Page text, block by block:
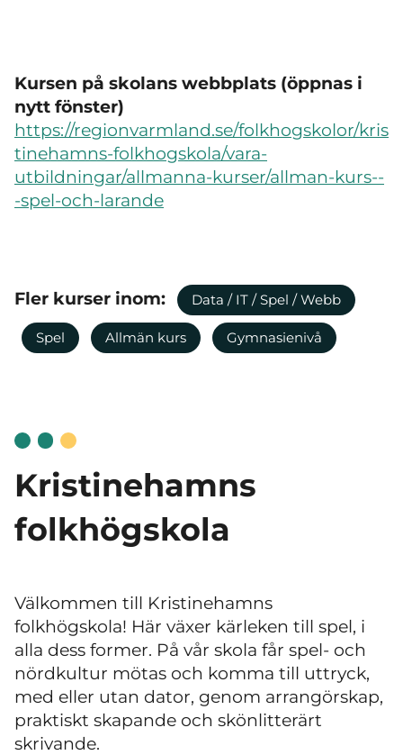
Kursen på skolans webbplats (öppnas i
nytt fönster)
https://regionvarmland.se/folkhogskolor/kris
tinehamns-folkhogskola/vara-
utbildningar/allmanna-kurser/allman-kurs--
-spel-och-larande
Fler kurser inom: Data / IT / Spel / Webb
Spel Allmän kurs Gymnasienivå
Kristinehamns
folkhögskola
Välkommen till Kristinehamns
folkhögskola! Här växer kärleken till spel, i
alla dess former. På vår skola får spel- och
nördkultur mötas och komma till uttryck,
med eller utan dator, genom arrangörskap,
praktiskt skapande och skönlitterärt
skrivande.